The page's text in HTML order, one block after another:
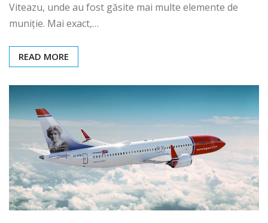
Viteazu, unde au fost găsite mai multe elemente de
muniție. Mai exact,…
READ MORE